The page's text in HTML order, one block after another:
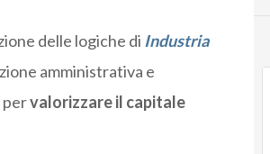
delle logiche di Industria
amministrativa e
pervalorizzare il capitale